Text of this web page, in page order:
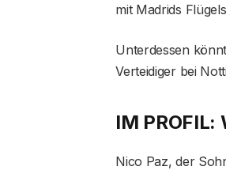
mit Madrids
Unterdessen
Verteidiger bei
IM PROFIL:
Nico Paz, der